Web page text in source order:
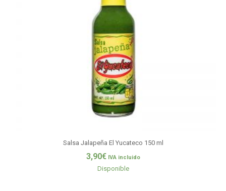
Salsa Jalapeña El Yucateco 150 ml
3,90€ IVA incluido
Disponible